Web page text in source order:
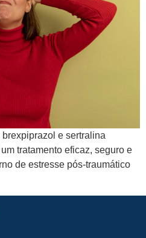
e sertralina
tratamento eficaz, seguro e
de estresse pós-traumático